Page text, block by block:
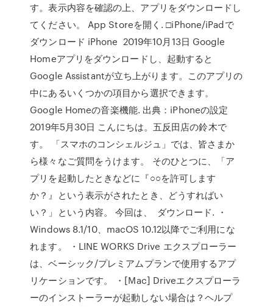
す。表示内容を確認の上、アプリをダウンロードし
てください。 App Storeを開く. □iPhone/iPadで
ダウンロード iPhone 2019年10月13日 Google
Homeアプリをダウンロードし、起動すると
Google Assistantが立ち上がります。このアプリの
中にあるいくつかの項目から選択できます。
Google Homeの音楽機能. 出典：iPhoneの設定
2019年5月30日 こんにちは。五反田店の鈴木で
す。 「スマホのコンシェルジュ」では、皆さまか
ら様々なご質問をうけます。 そのひとつに、「ア
プリを起動したときなどに『○○を許可します
か？』という表示がされたとき、どうすればい
い？」という内容。 今回は、 ダウンロード. ・
Windows 8.1/10、macOS 10.12以降でご利用にな
れます。 ・LINE WORKS Drive エクスプローラー
は、ベーシック/プレミアムプランで使用するアプ
リケーションです。 ・[Mac] Driveエクスプローラ
ーのインストーラーが起動しない場合は？ヘルプ